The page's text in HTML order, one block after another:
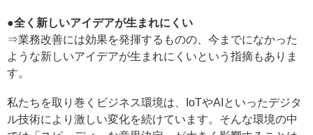
●全く新しいアイデアが生まれにくい
⇒業務改善には効果を発揮するものの、今までになかった
ような新しいアイデアが生まれにくいという指摘もありま
す。
私たちを取り巻くビジネス環境は、IoTやAIといったデジタ
ル技術により激しい変化を続けています。そんな環境の中